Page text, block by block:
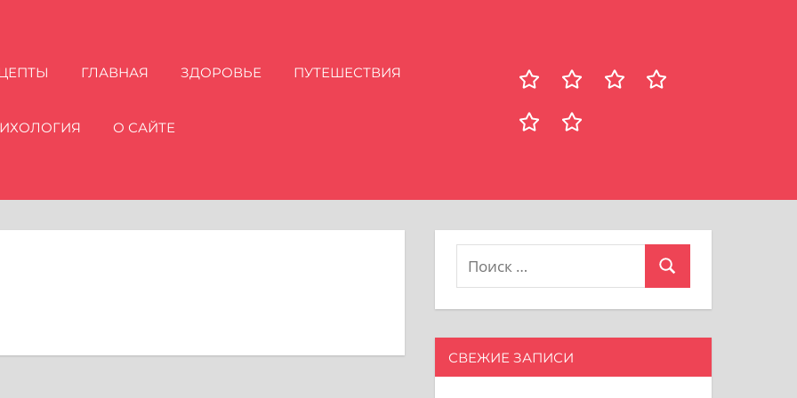
ГЛАВНАЯ ЗДОРОВЬЕ ПУТЕШЕСТВИЯ
О САЙТЕ
РецептыГлавнаяЗдоровьеПутешествия
Психология
о
Поиск
СВЕЖИЕ ЗАПИСИ